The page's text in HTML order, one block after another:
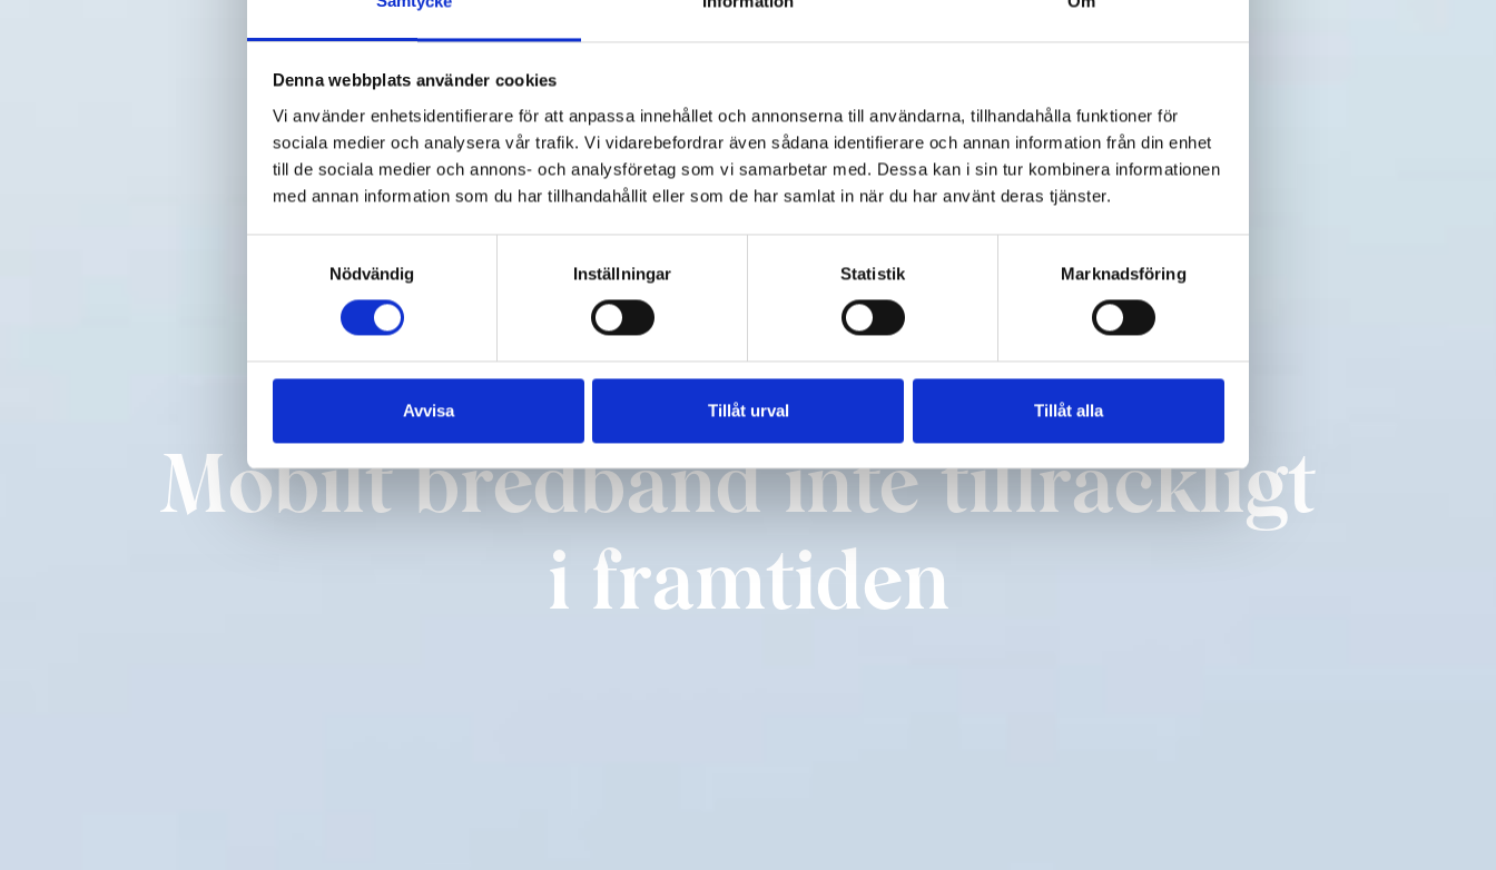
Denna webbplats använder cookies
Vi använder enhetsidentifierare för att anpassa innehållet och annonserna till användarna, tillhandahålla funktioner för
sociala medier och analysera vår trafik. Vi vidarebefordrar även sådana identifierare och annan information från din enhet
till de sociala medier och annons- och analysföretag som vi samarbetar med. Dessa kan i sin tur kombinera informationen
med annan information som du har tillhandahållit eller som de har samlat in när du har använt deras tjänster.
Nödvändig
Inställningar Statistik Marknadsföring
Avvisa Tillåt urval Tillåt alla
Mobilt bredband inte tillräckligt
i framtiden